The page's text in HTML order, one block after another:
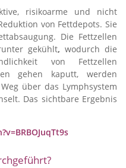
risikoarme und nicht
von Fettdepots. Sie
Die Fettzellen
gekühlt, wodurch die
von Fettzellen
gehen kaputt, werden
über das Lymphsystem
Das sichtbare Ergebnis